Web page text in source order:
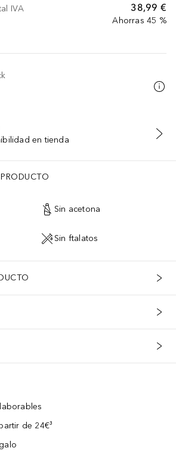
38,99 €
Ahorras 45 %
IVA
AL CARRITO
en tienda
Sin acetona
Sin ftalatos
de 24€³